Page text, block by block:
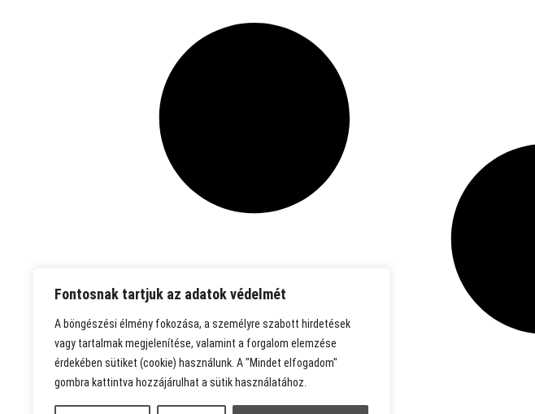
Fontosnak tartjuk az adatok védelmét
A böngészési élmény fokozása, a személyre szabott hirdetések
vagy tartalmak megjelenítése, valamint a forgalom elemzése
érdekében sütiket (cookie) használunk. A "Mindet elfogadom"
gombra kattintva hozzájárulhat a sütik használatához.